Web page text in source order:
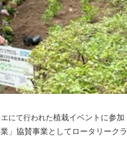
にて行われた植栽イベントに参加
」協賛事業としてロータリークラ